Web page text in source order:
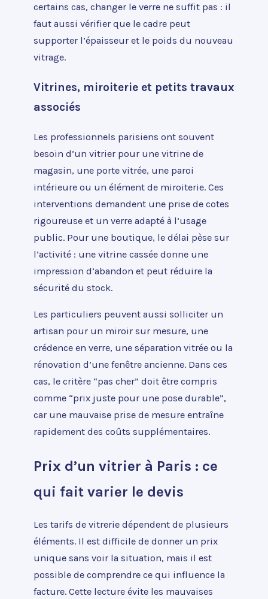
certains cas, changer le verre ne suffit pas : il
faut aussi vérifier que le cadre peut
supporter l’épaisseur et le poids du nouveau
vitrage.
Vitrines, miroiterie et petits travaux
associés
Les professionnels parisiens ont souvent
besoin d’un vitrier pour une vitrine de
magasin, une porte vitrée, une paroi
intérieure ou un élément de miroiterie. Ces
interventions demandent une prise de cotes
rigoureuse et un verre adapté à l’usage
public. Pour une boutique, le délai pèse sur
l’activité : une vitrine cassée donne une
impression d’abandon et peut réduire la
sécurité du stock.
Les particuliers peuvent aussi solliciter un
artisan pour un miroir sur mesure, une
crédence en verre, une séparation vitrée ou la
rénovation d’une fenêtre ancienne. Dans ces
cas, le critère “pas cher” doit être compris
comme “prix juste pour une pose durable”,
car une mauvaise prise de mesure entraîne
rapidement des coûts supplémentaires.
Prix d’un vitrier à Paris : ce
qui fait varier le devis
Les tarifs de vitrerie dépendent de plusieurs
éléments. Il est difficile de donner un prix
unique sans voir la situation, mais il est
possible de comprendre ce qui influence la
facture. Cette lecture évite les mauvaises